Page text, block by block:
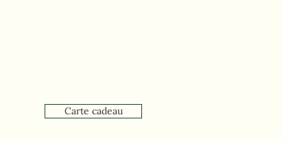
Carte cadeau